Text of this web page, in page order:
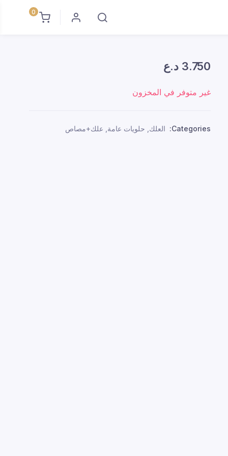
0
3.750 د.ع
غير متوفر في المخزون
Categories: العلك حلويات عامة علك+مصاص